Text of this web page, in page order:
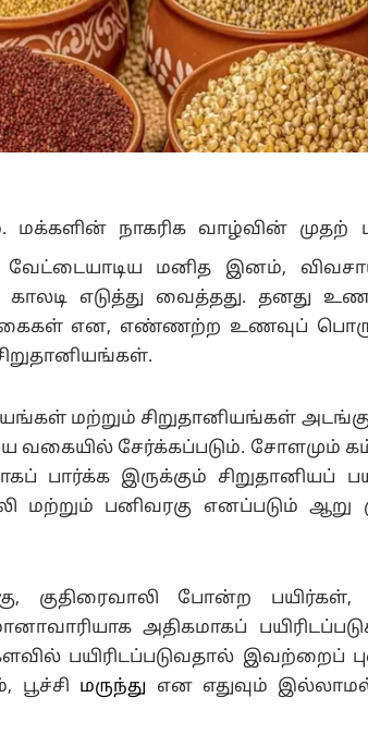
நாகரிக வாழ்வின் முதற்
வேட்டையாடிய மனித இனம்,
எடுத்து வைத்தது. தனது
வகைகள் என, எண்ணற்ற உணவுப்
மற்றும் சிறுதானியங்கள்
சேர்க்கப்படும். சோளமும்
பார்க்க இருக்கும் சிறுதானியப்
மற்றும் பனிவரகு எனப்படும் ஆறு
குதிரைவாலி போன்ற
அதிகமாகப்
பயிரிடப்படுவதால் இவற்றைப்
மருந்து என எதுவும்